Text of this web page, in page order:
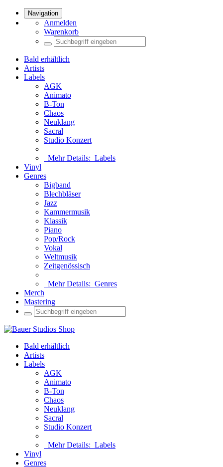
Navigation
Anmelden
Warenkorb
Bald erhältlich
Artists
Labels
AGK
Animato
B-Ton
Chaos
Neuklang
Sacral
Studio Konzert
Mehr Details: Labels
Vinyl
Genres
Bigband
Blechbläser
Jazz
Kammermusik
Klassik
Piano
Pop/Rock
Vokal
Weltmusik
Zeitgenössisch
Mehr Details: Genres
Merch
Mastering
Bald erhältlich
Artists
Labels
AGK
Animato
B-Ton
Chaos
Neuklang
Sacral
Studio Konzert
Mehr Details: Labels
Vinyl
Genres